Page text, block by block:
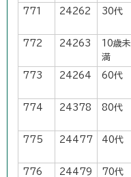
771 24262 30代
772 24263
10歳未
満
773 24264 60代
774 24378 80代
775 24477 40代
776 24479 70代